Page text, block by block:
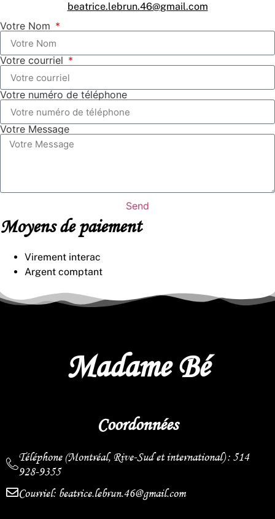
beatrice.lebrun.46@gmail.com
Votre Nom
Votre courriel
Votre numéro de téléphone
Votre Message
Send
Moyens de paiement
Virement interac
Argent comptant
Madame Bé
Coordonnées
Téléphone (Montréal, Rive-Sud et international) : 514
928-9355
Courriel: beatrice.lebrun.46@gmail.com